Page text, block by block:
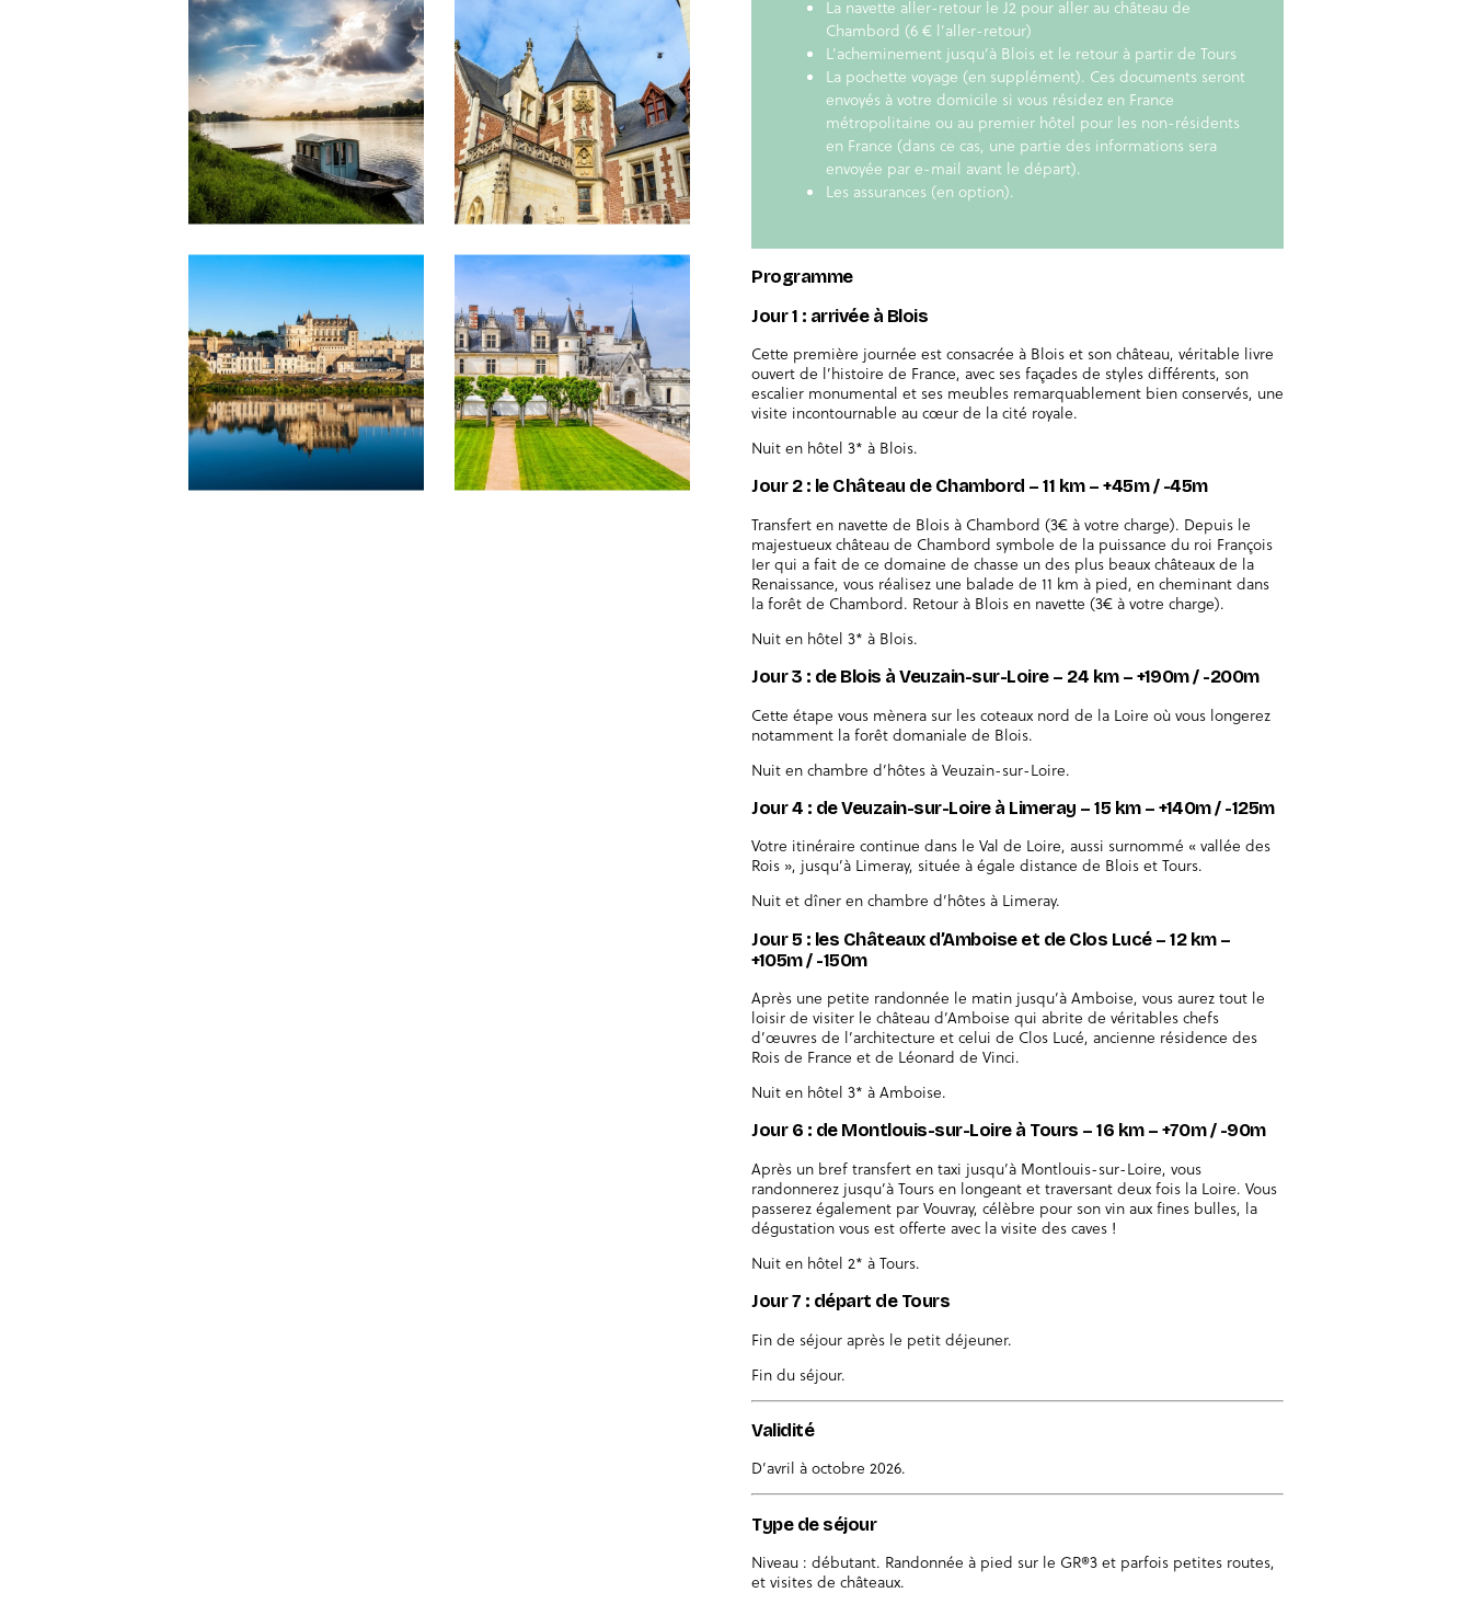
La navette aller-retour le J2 pour aller au château de
Chambord (6 € l’aller-retour)
L’acheminement jusqu’à Blois et le retour à partir de Tours
La pochette voyage (en supplément). Ces documents seront
envoyés à votre domicile si vous résidez en France
métropolitaine ou au premier hôtel pour les non-résidents
en France (dans ce cas, une partie des informations sera
envoyée par e-mail avant le départ).
Les assurances (en option).
Programme
Jour 1 : arrivée à Blois
Cette première journée est consacrée à Blois et son château, véritable livre
ouvert de l’histoire de France, avec ses façades de styles différents, son
escalier monumental et ses meubles remarquablement bien conservés, une
visite incontournable au cœur de la cité royale.
Nuit en hôtel 3* à Blois.
Jour 2 : le Château de Chambord – 11 km – +45m / -45m
Transfert en navette de Blois à Chambord (3€ à votre charge). Depuis le
majestueux château de Chambord symbole de la puissance du roi François
Ier qui a fait de ce domaine de chasse un des plus beaux châteaux de la
Renaissance, vous réalisez une balade de 11 km à pied, en cheminant dans
la forêt de Chambord. Retour à Blois en navette (3€ à votre charge).
Nuit en hôtel 3* à Blois.
Jour 3 : de Blois à Veuzain-sur-Loire – 24 km – +190m / -200m
Cette étape vous mènera sur les coteaux nord de la Loire où vous longerez
notamment la forêt domaniale de Blois.
Nuit en chambre d’hôtes à Veuzain-sur-Loire.
Jour 4 : de Veuzain-sur-Loire à Limeray – 15 km – +140m / -125m
Votre itinéraire continue dans le Val de Loire, aussi surnommé « vallée des
Rois », jusqu’à Limeray, située à égale distance de Blois et Tours.
Nuit et dîner en chambre d’hôtes à Limeray.
Jour 5 : les Châteaux d’Amboise et de Clos Lucé – 12 km –
+105m / -150m
Après une petite randonnée le matin jusqu’à Amboise, vous aurez tout le
loisir de visiter le château d’Amboise qui abrite de véritables chefs
d’œuvres de l’architecture et celui de Clos Lucé, ancienne résidence des
Rois de France et de Léonard de Vinci.
Nuit en hôtel 3* à Amboise.
Jour 6 : de Montlouis-sur-Loire à Tours – 16 km – +70m / -90m
Après un bref transfert en taxi jusqu’à Montlouis-sur-Loire, vous
randonnerez jusqu’à Tours en longeant et traversant deux fois la Loire. Vous
passerez également par Vouvray, célèbre pour son vin aux fines bulles, la
dégustation vous est offerte avec la visite des caves !
Nuit en hôtel 2* à Tours.
Jour 7 : départ de Tours
Fin de séjour après le petit déjeuner.
Fin du séjour.
Validité
D’avril à octobre 2026.
Type de séjour
Niveau : débutant. Randonnée à pied sur le GR®3 et parfois petites routes,
et visites de châteaux.